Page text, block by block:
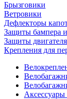
Брызговики
Ветровики
Дефлекторы
Защиты бампера
Защиты
Крепления для
Аксессуары